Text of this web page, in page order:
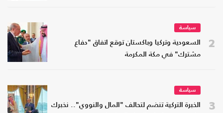
2
سياسة
السعودية وتركيا وباكستان توقع اتفاق "دفاع
مشترك" في مكة المكرمة
3
سياسة
الخبرة التركية تنضم لتحالف "المال والنووي".. نخبرك